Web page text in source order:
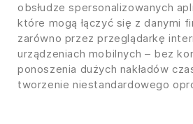
obsłudze spersonalizowanych
które mogą łączyć się z danymi
zarówno przez przeglądarkę
urządzeniach mobilnych – bez
ponoszenia dużych nakładów
tworzenie niestandardowego